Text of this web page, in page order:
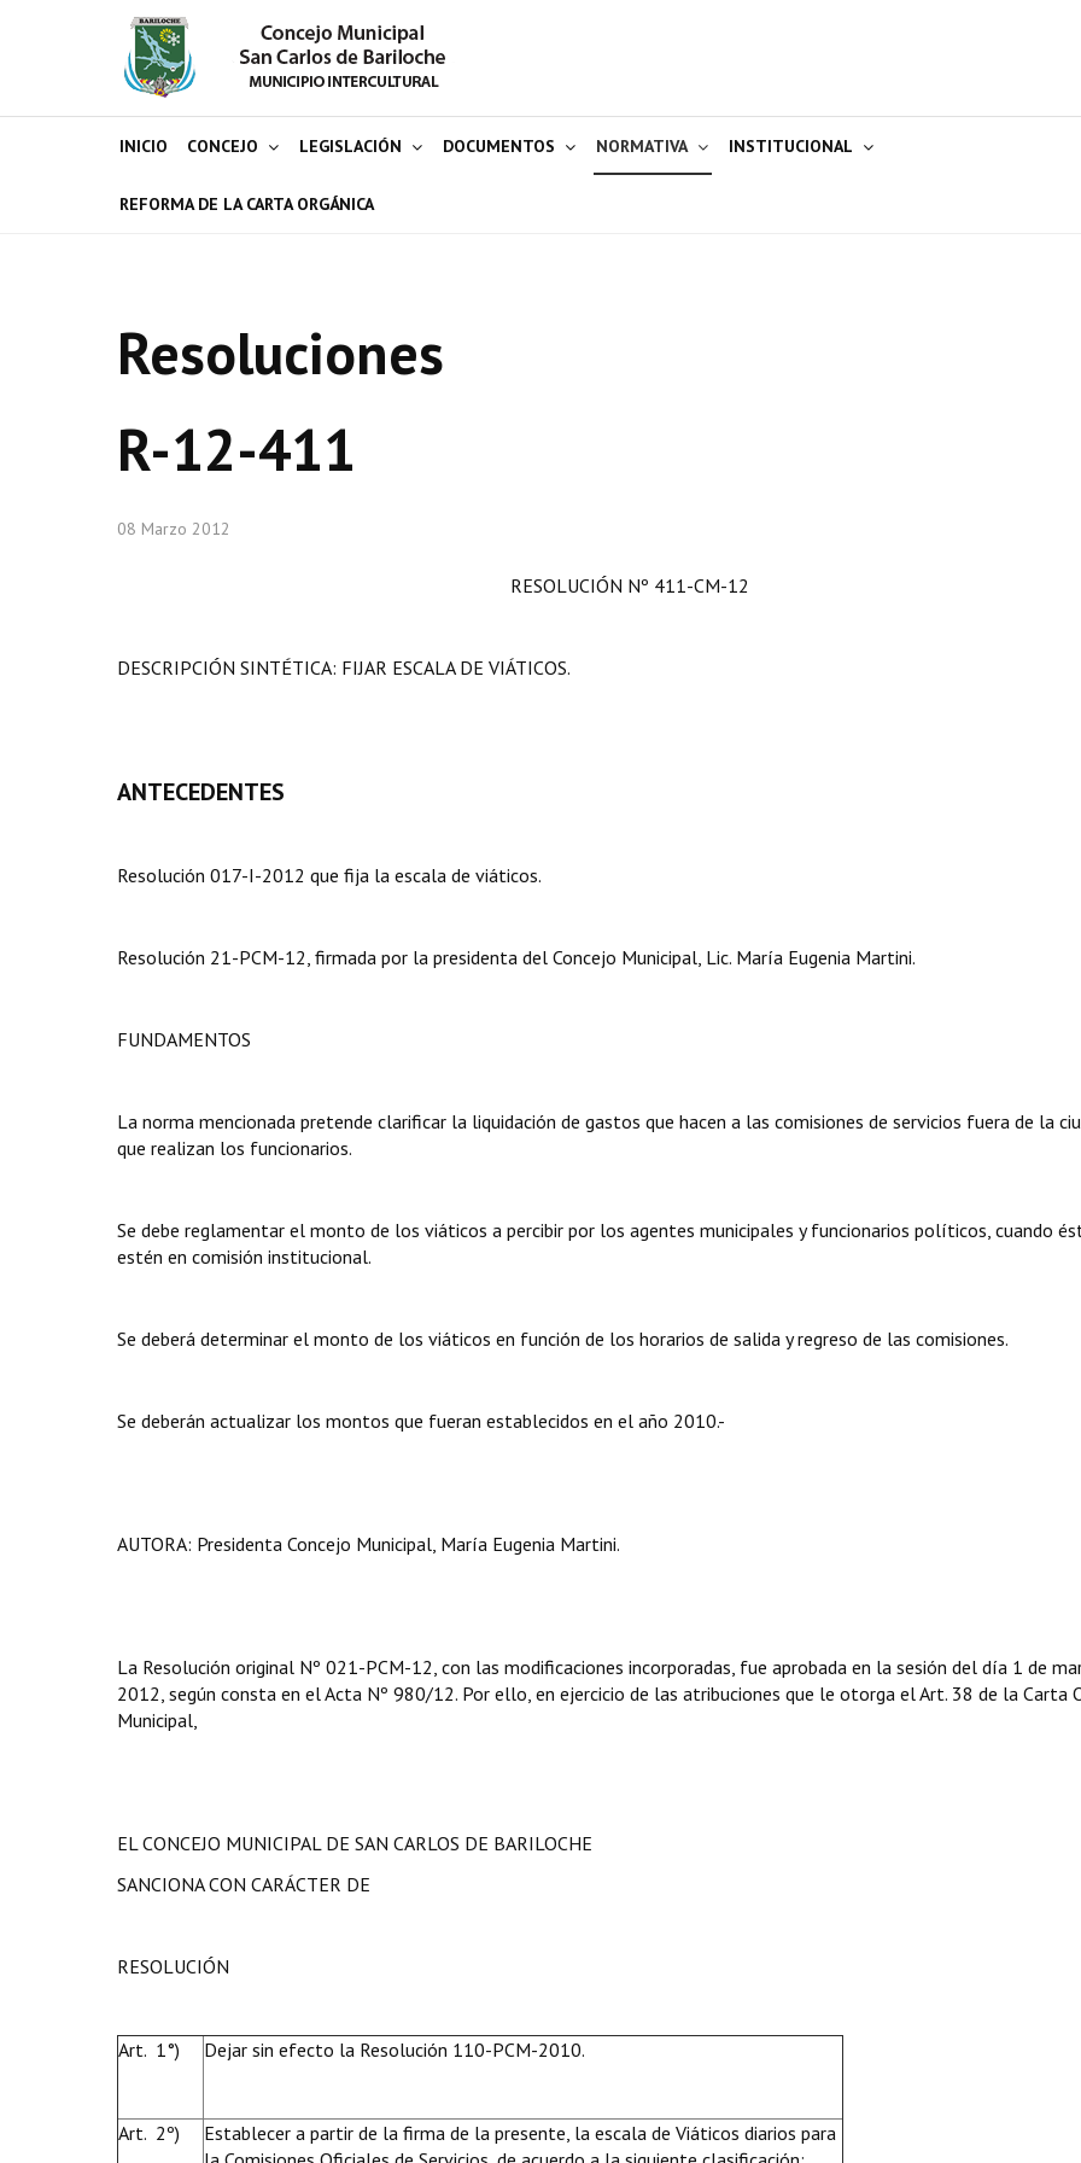
INICIO CONCEJO LEGISLACIÓN DOCUMENTOS NORMATIVA INSTITUCIONAL
REFORMA DE LA CARTA ORGÁNICA
Resoluciones
R-12-411
08 Marzo 2012
RESOLUCIÓN Nº 411-CM-12
DESCRIPCIÓN SINTÉTICA: FIJAR ESCALA DE VIÁTICOS.
ANTECEDENTES
Resolución 017-I-2012 que fija la escala de viáticos.
Resolución 21-PCM-12, firmada por la presidenta del Concejo Municipal, Lic. María Eugenia Martini.
FUNDAMENTOS
La norma mencionada pretende clarificar la liquidación de gastos que hacen a las comisiones de servicios fuera de la
que realizan los funcionarios.
Se debe reglamentar el monto de los viáticos a percibir por los agentes municipales y funcionarios políticos, cuando
estén en comisión institucional.
Se deberá determinar el monto de los viáticos en función de los horarios de salida y regreso de las comisiones.
Se deberán actualizar los montos que fueran establecidos en el año 2010.-
AUTORA: Presidenta Concejo Municipal, María Eugenia Martini.
La Resolución original Nº 021-PCM-12, con las modificaciones incorporadas, fue aprobada en la sesión del día 1 de
2012, según consta en el Acta Nº 980/12. Por ello, en ejercicio de las atribuciones que le otorga el Art. 38 de la Carta
Municipal,
EL CONCEJO MUNICIPAL DE SAN CARLOS DE BARILOCHE
SANCIONA CON CARÁCTER DE
RESOLUCIÓN
Art. 1°) Dejar sin efecto la Resolución 110-PCM-2010.
Art. 2º)
Establecer a partir de la firma de la presente, la escala de Viáticos diarios para